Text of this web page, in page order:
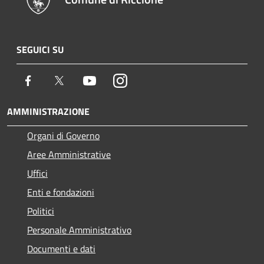
SEGUICI SU
Facebook Twitter YoutubeInstagram
AMMINISTRAZIONE
Organi di Governo
Aree Amministrative
Uffici
Enti e fondazioni
Politici
Personale Amministrativo
Documenti e dati